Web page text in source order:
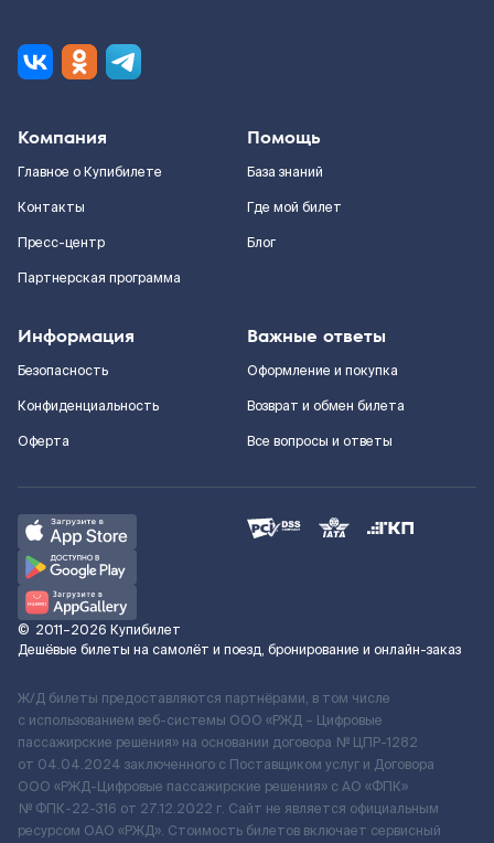
Компания
Главное о Купибилете
Контакты
Пресс-центр
Партнерская программа
Помощь
База знаний
Где мой билет
Блог
Информация
Безопасность
Конфиденциальность
Оферта
Важные ответы
Оформление и покупка
Возврат и обмен билета
Все вопросы и ответы
© 2011–2026 Купибилет
Дешёвые билеты на самолёт и поезд, бронирование и онлайн-заказ
Ж/Д билеты предоставляются партнёрами, в том числе
с использованием веб-системы ООО «РЖД – Цифровые
пассажирские решения» на основании договора № ЦПР-1282
от 04.04.2024 заключенного с Поставщиком услуг и Договора
ООО «РЖД-Цифровые пассажирские решения» c АО «ФПК»
№ ФПК-22-316 от 27.12.2022 г. Сайт не является официальным
ресурсом ОАО «РЖД». Стоимость билетов включает сервисный